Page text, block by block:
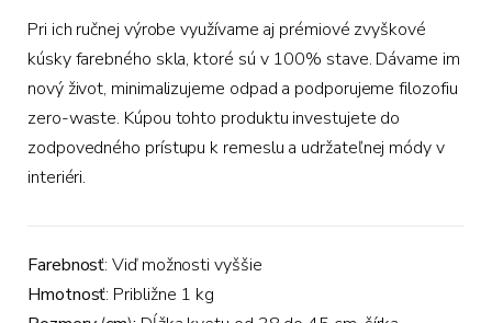
Pri ich ručnej výrobe využívame aj prémiové zvyškové
kúsky farebného skla, ktoré sú v 100% stave. Dávame im
nový život, minimalizujeme odpad a podporujeme filozofiu
zero-waste. Kúpou tohto produktu investujete do
zodpovedného prístupu k remeslu a udržateľnej módy v
interiéri.
Farebnosť: Viď možnosti vyššie
Hmotnosť: Približne 1 kg